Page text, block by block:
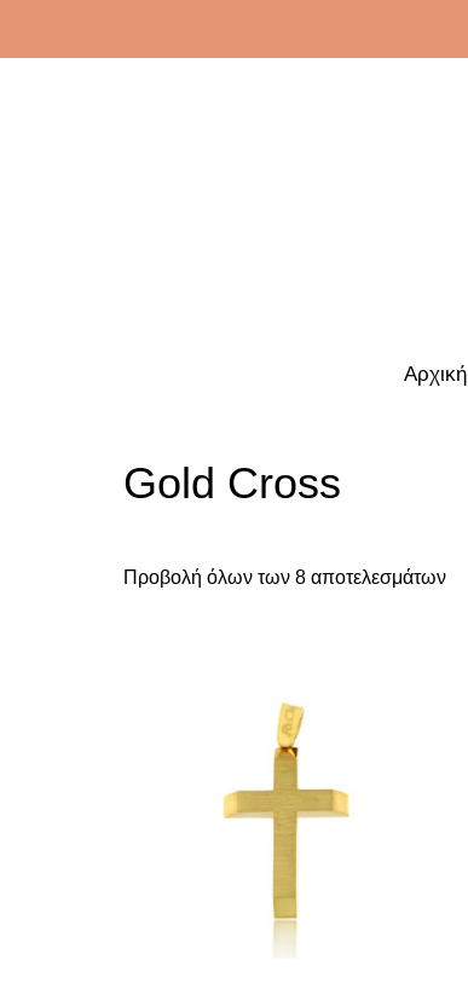
Αρχική
Gold Cross
Προβολή όλων των 8 αποτελεσμάτων